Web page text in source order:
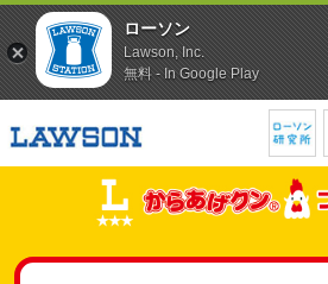
ローソン
Lawson, Inc.
無料 - In Google Play